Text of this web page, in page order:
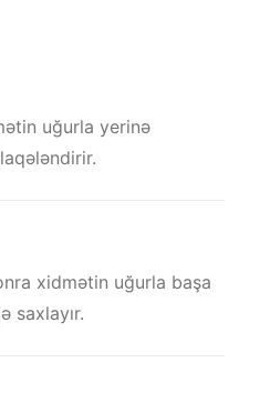
uğurla yerinə
xidmətin uğurla başa
saxlayır.